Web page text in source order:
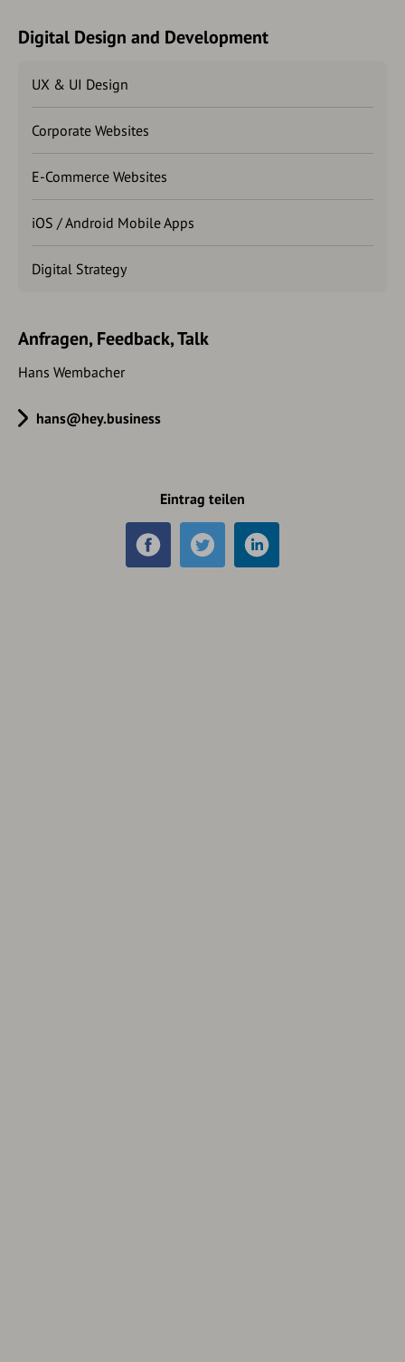
Digital Design and Development
UX & UI Design
Corporate Websites
E-Commerce Websites
iOS / Android Mobile Apps
Digital Strategy
Anfragen, Feedback, Talk
Hans Wembacher
hans@hey.business
Eintrag teilen